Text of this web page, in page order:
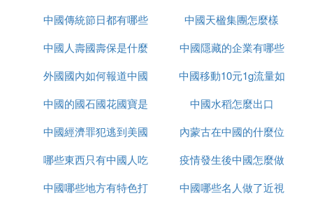
到天氣原因。夏天我國所遭受的台風一多半都是在太
平洋里生成的，所乘坐的飛機在太平洋上飛行。
沒有國家是會在太平洋上建中轉場的，萬一受到惡劣
天氣的影響還沒有中轉機場的停靠，那就只能靠駕駛
員的技術了。總的來講，地理因素和天氣因素和其他
為了保障飛機上所有人員的安全。
坐飛機的流程
的
中國傳統節日都有哪些
中國天楹集團怎麼樣
中國人壽國壽保是什麼
中國隱藏的企業有哪些
外國國內如何報道中國
疫情
中國移動10元1g流量如
何取消
中國的國石國花國寶是
什麼
中國水稻怎麼出口
中國經濟罪犯逃到美國
怎麼辦
內蒙古在中國的什麼位
置
哪些東西只有中國人吃
疫情發生後中國怎麼做
的
中國哪些地方有特色打
中國哪些名人做了近視